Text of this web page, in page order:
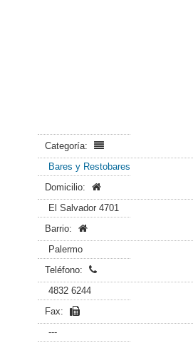
Categoría:
Bares y Restobares
Domicilio:
El Salvador 4701
Barrio:
Palermo
Teléfono:
4832 6244
Fax:
---